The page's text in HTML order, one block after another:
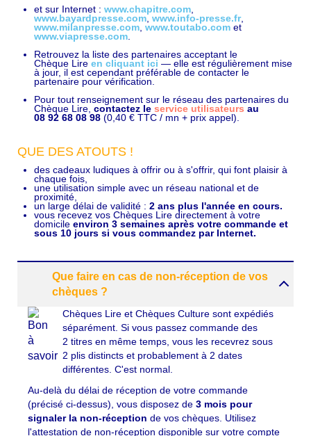
et sur Internet : www.chapitre.com
www.bayardpresse.com, www.info-presse.fr,
www.milanpresse.com www.toutabo.com et
www.viapresse.com
Retrouvez la liste des partenaires acceptant le
Chèque Lire en cliquant ici — elle est régulièrement mise
à jour, il est cependant préférable de contacter le
partenaire pour vérification.
Pour tout renseignement sur le réseau des partenaires du
Chèque Lire, contactez le service utilisateurs au
08 92 68 08 98 (0,40 € TTC / mn + prix appel).
QUE DES ATOUTS !
des cadeaux ludiques à offrir ou à s'offrir, qui font plaisir à
chaque fois,
une utilisation simple avec un réseau national et de
proximité,
un large délai de validité : 2 ans plus l'année en cours.
vous recevez vos Chèques Lire directement à votre
domicile environ 3 semaines après votre commande et
sous 10 jours si vous commandez par Internet.
Que faire en cas de non-réception de vos
chèques ?
Chèques Lire et Chèques Culture sont expédiés
séparément. Si vous passez commande des
2 titres en même temps, vous les recevrez sous
2 plis distincts et probablement à 2 dates
différentes. C'est normal.
Au-delà du délai de réception de votre commande
(précisé ci-dessus), vous disposez de 3 mois pour
signaler la non-réception de vos chèques. Utilisez
l'attestation de non-réception disponible sur votre compte